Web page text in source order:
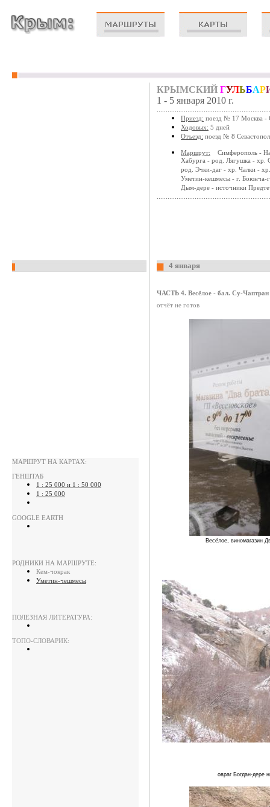
отчёт не готов
КРЫМСКИЙ ГУЛЬБАР
1 - 5 января 2010 г.
Приезд: поезд № 17 Москва -
Ходовых: 5 дней
Отъезд: поезд № 8
Маршрут: Симферополь -
Хабурга - род. Лягушка - хр.
род. Эчки-даг - хр. Чалки -
Уметин-кешмесы - г. Боюнча-
Дым-дере - источники
Весёлое, виномагазин
овраг Богдан-дере
4 января
ЧАСТЬ 4. Весёлое - бал. Су-
МАРШРУТ НА КАРТАХ:
ГЕНШТАБ
1 : 25 000 и 1 : 50 000
1 : 25 000
GOOGLE EARTH
РОДНИКИ НА МАРШРУТЕ:
Кем-чокрак
Уметин-чешмесы
ПОЛЕЗНАЯ ЛИТЕРАТУРА:
ТОПО-СЛОВАРИК: